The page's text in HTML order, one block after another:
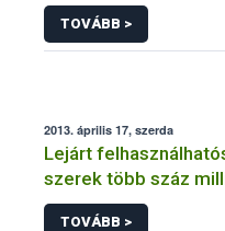
TOVÁBB >
2013. április 17, szerda
Lejárt
szerek több száz
NÉBIH
TOVÁBB >